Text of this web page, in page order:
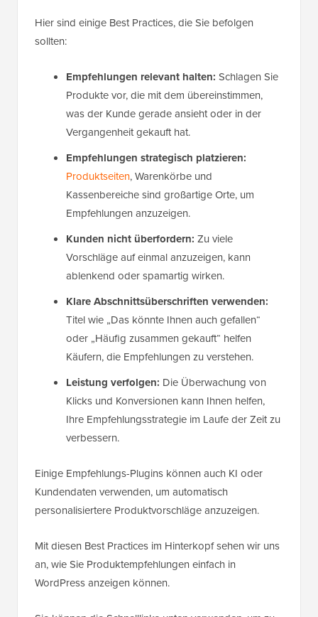
Hier sind einige Best Practices, die Sie befolgen
sollten:
Empfehlungen relevant halten: Schlagen Sie
Produkte vor, die mit dem übereinstimmen,
was der Kunde gerade ansieht oder in der
Vergangenheit gekauft hat.
Empfehlungen strategisch platzieren:
Produktseiten, Warenkörbe und
Kassenbereiche sind großartige Orte, um
Empfehlungen anzuzeigen.
Kunden nicht überfordern: Zu viele
Vorschläge auf einmal anzuzeigen, kann
ablenkend oder spamartig wirken.
Klare Abschnittsüberschriften verwenden:
Titel wie „Das könnte Ihnen auch gefallen“
oder „Häufig zusammen gekauft“ helfen
Käufern, die Empfehlungen zu verstehen.
Leistung verfolgen: Die Überwachung von
Klicks und Konversionen kann Ihnen helfen,
Ihre Empfehlungsstrategie im Laufe der Zeit zu
verbessern.
Einige Empfehlungs-Plugins können auch KI oder
Kundendaten verwenden, um automatisch
personalisiertere Produktvorschläge anzuzeigen.
Mit diesen Best Practices im Hinterkopf sehen wir uns
an, wie Sie Produktempfehlungen einfach in
WordPress anzeigen können.